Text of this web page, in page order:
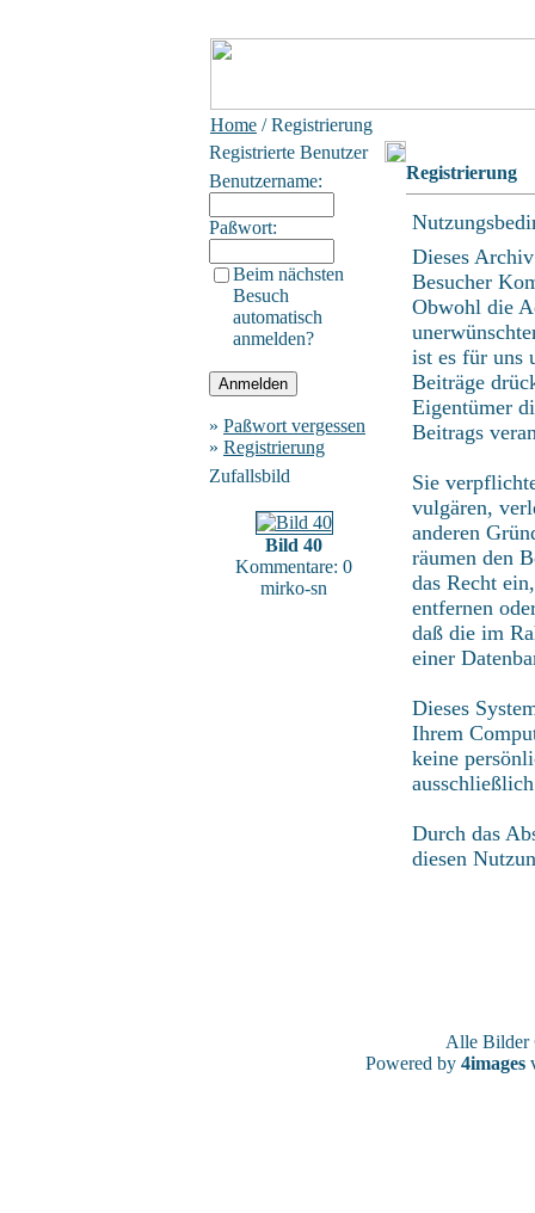
Home / Registrierung
Registrierte Benutzer
Benutzername:
Paßwort:
Beim nächsten
Besuch
automatisch
anmelden?
» Paßwort vergessen
» Registrierung
Zufallsbild
Bild 40
Kommentare: 0
mirko-sn
Registrierung
Dieses
Besucher
Obwohl die
ist es für uns
Beiträge
Eigentümer
Beitrags
Sie
vulgären,
anderen
räumen den
das Recht
entfernen
daß die im
einer
Dieses
Ihrem
keine
Durch das
diesen
Alle
Powered by 4images